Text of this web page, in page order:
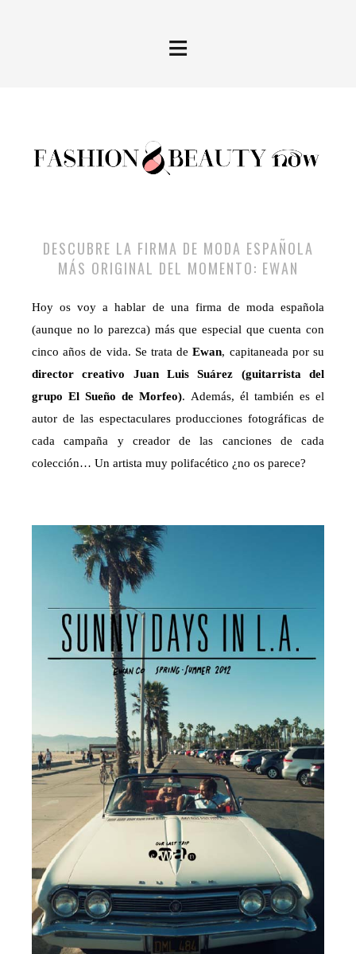
≡
DESCUBRE LA FIRMA DE MODA ESPAÑOLA
MÁS ORIGINAL DEL MOMENTO: EWAN
Hoy os voy a hablar de una firma de moda española
(aunque no lo parezca) más que especial que cuenta con
cinco años de vida. Se trata deEwan, capitaneada por su
director creativo Juan Luis Suárez (guitarrista del
grupo El Sueño de Morfeo). Además, él también es el
autor de las espectaculares producciones fotográficas de
cada campaña y creador de las canciones de cada
colección… Un artista muy polifacético ¿no os parece?